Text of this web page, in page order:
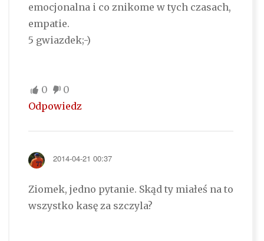
emocjonalna i co znikome w tych czasach,
empatie.
5 gwiazdek;-)
0
0
Odpowiedz
2014-04-21 00:37
Ziomek, jedno pytanie. Skąd ty miałeś na to
wszystko kasę za szczyla?